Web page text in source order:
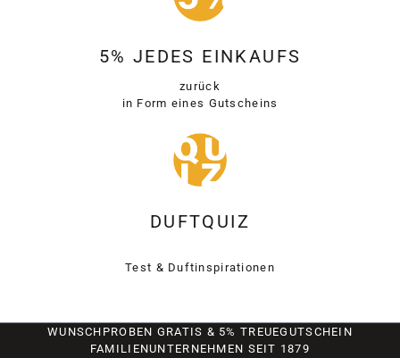
5% JEDES EINKAUFS
zurück
in Form eines Gutscheins
DUFTQUIZ
Test & Duftinspirationen
WUNSCHPROBEN GRATIS & 5% TREUEGUTSCHEIN
FAMILIENUNTERNEHMEN SEIT 1879